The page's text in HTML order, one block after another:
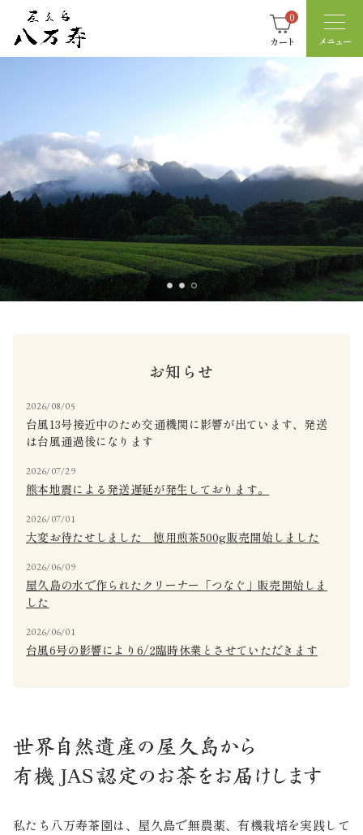
カート
0
お知らせ
2026/08/05
台風13号接近中のため交通機関に影響が出ています、発送
は台風通過後になります
2026/07/29
熊本地震による発送遅延が発生しております。
2026/07/01
大変お待たせしました 徳用煎茶500g販売開始しました
2026/06/09
屋久島の水で作られたクリーナー「つなぐ」販売開始しま
した
2026/06/01
台風6号の影響により6/2臨時休業とさせていただきます
私たち八万寿茶園は、屋久島で無農薬、有機栽培を実践して